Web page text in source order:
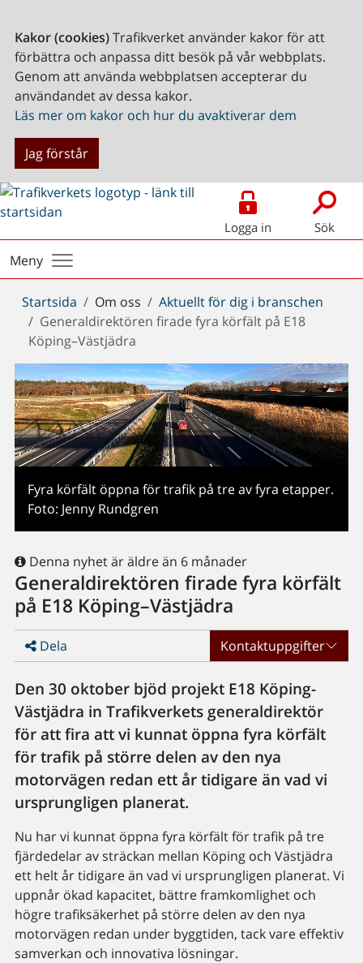
Kakor (cookies)Trafikverket använder kakor för att
förbättra och anpassa ditt besök på vår webbplats.
Genom att använda webbplatsen accepterar du
användandet av dessa kakor.
Läs mer om kakor och hur du avaktiverar dem
Jag förstår
Logga in Sök
Meny
Du
är
här:
Startsida Om oss
Aktuellt för dig i branschen
Generaldirektören firade fyra körfält på E18
Köping–Västjädra
Fyra körfält öppna för trafik på tre av fyra etapper.
Foto: Jenny Rundgren
Denna nyhet är äldre än 6 månader
Generaldirektören firade fyra körfält
på E18 Köping–Västjädra
Dela Kontaktuppgifter
Den 30 oktober bjöd projekt E18 Köping-
Västjädra in Trafikverkets generaldirektör
för att fira att vi kunnat öppna fyra körfält
för trafik på större delen av den nya
motorvägen redan ett år tidigare än vad vi
ursprungligen planerat.
Nu har vi kunnat öppna fyra körfält för trafik på tre
fjärdedelar av sträckan mellan Köping och Västjädra
ett helt år tidigare än vad vi ursprungligen planerat. Vi
uppnår ökad kapacitet, bättre framkomlighet och
högre trafiksäkerhet på större delen av den nya
motorvägen redan under byggtiden, tack vare effektiv
samverkan och innovativa lösningar.